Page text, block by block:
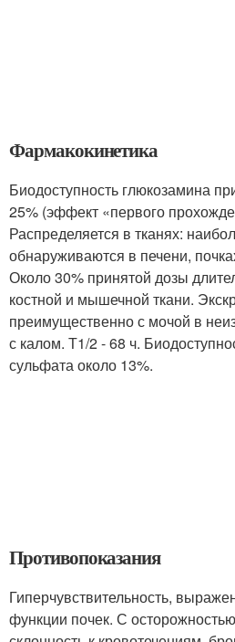
Фармакокинетика
Биодоступность глюкозамина
25% (эффект «первого
Распределяется в тканях:
обнаруживаются в печени,
Около 30% принятой дозы
костной и мышечной ткани.
преимущественно с мочой в
с калом. Т1/2 - 68 ч.
сульфата около 13%.
Противопоказания
Гиперчувствительность,
функции почек. С